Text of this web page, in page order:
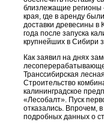
близлежащие регионы
края, где в аренду
доставки древесины в
года после запуска
крупнейших в Сибири
Как заявил на днях
Транссибирская
Строительство
калининградское
«Лесобалт». Пуск
отказались. Впрочем,
подробных данных о